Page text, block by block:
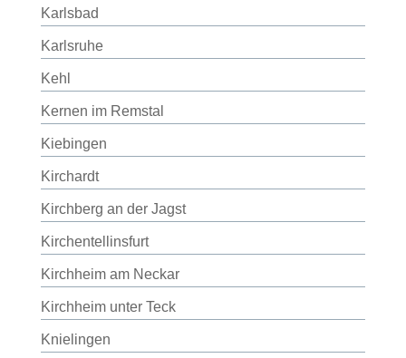
Karlsbad
Karlsruhe
Kehl
Kernen im Remstal
Kiebingen
Kirchardt
Kirchberg an der Jagst
Kirchentellinsfurt
Kirchheim am Neckar
Kirchheim unter Teck
Knielingen